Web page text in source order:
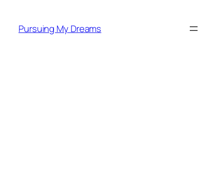
content
Pursuing My Dreams